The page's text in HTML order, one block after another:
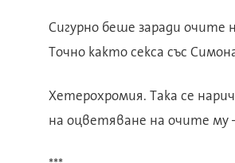
Сигурно беше заради очите
Точно както секса със
Хетерохромия. Така се
на оцветяване на очите му